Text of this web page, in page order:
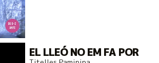
EL LLEÓ NO EM FA POR